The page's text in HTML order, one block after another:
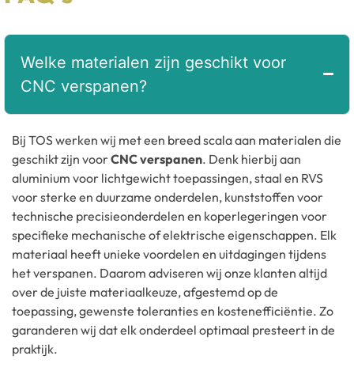
Welke materialen zijn geschikt voor
CNC verspanen?
Bij TOS werken wij met een breed scala aan materialen die
geschikt zijn voorCNC verspanen. Denk hierbij aan
aluminium voor lichtgewicht toepassingen, staal en RVS
voor sterke en duurzame onderdelen, kunststoffen voor
technische precisieonderdelen en koperlegeringen voor
specifieke mechanische of elektrische eigenschappen. Elk
materiaal heeft unieke voordelen en uitdagingen tijdens
het verspanen. Daarom adviseren wij onze klanten altijd
over de juiste materiaalkeuze, afgestemd op de
toepassing, gewenste toleranties en kostenefficiëntie. Zo
garanderen wij dat elk onderdeel optimaal presteert in de
praktijk.